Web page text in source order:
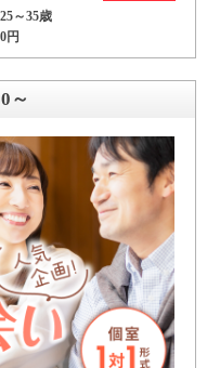
25～35歳
0円
～